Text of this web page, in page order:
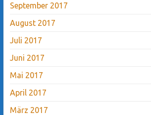
September 2017
August 2017
Juli 2017
Juni 2017
Mai 2017
April 2017
März 2017